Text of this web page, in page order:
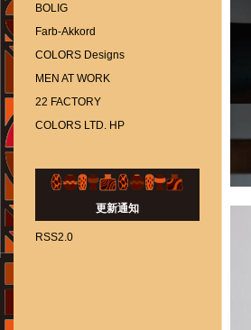
BOLIG
Farb-Akkord
COLORS Designs
MEN AT WORK
22 FACTORY
COLORS LTD. HP
更新通知
RSS2.0